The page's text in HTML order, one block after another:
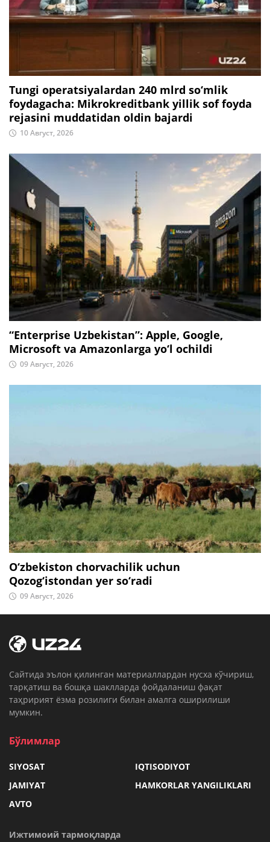
Tungi operatsiyalardan 240 mlrd so‘mlik
foydagacha: Mikrokreditbank yillik sof foyda
rejasini muddatidan oldin bajardi
10 Август, 2026
“Enterprise Uzbekistan”: Apple, Google,
Microsoft va Amazonlarga yo‘l ochildi
09 Август, 2026
O‘zbekiston chorvachilik uchun
Qozog‘istondan yer so‘radi
09 Август, 2026
Cайтида эълон қилинган материаллардан нусха кўчириш,
тарқатиш ва бошқа шаклларда фойдаланиш фақат
таҳририят ёзма розилиги билан амалга оширилиши
мумкин.
Бўлимлар
SIYOSAT
IQTISODIYOT
JAMIYAT
HAMKORLAR YANGILIKLARI
AVTO
Ижтимоий тармоқларда